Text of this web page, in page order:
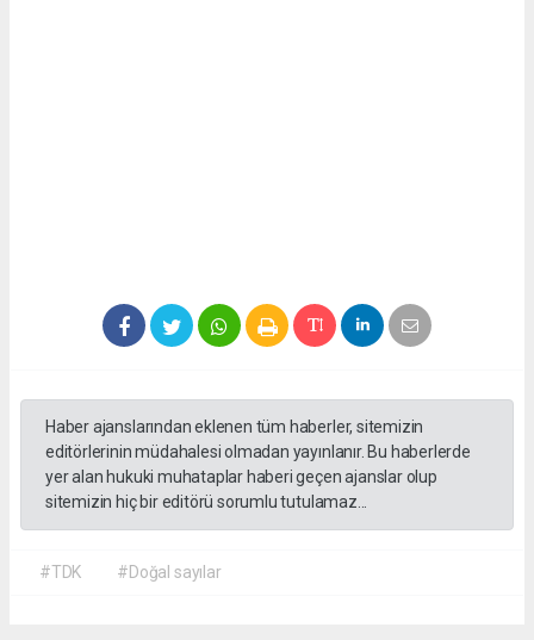
Haber ajanslarından eklenen tüm haberler, sitemizin
editörlerinin müdahalesi olmadan yayınlanır. Bu haberlerde
yer alan hukuki muhataplar haberi geçen ajanslar olup
sitemizin hiç bir editörü sorumlu tutulamaz...
#TDK #Doğal sayılar